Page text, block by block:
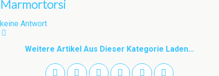
Marmortorsi
keine Antwort
Weitere Artikel Aus Dieser Kategorie Laden…